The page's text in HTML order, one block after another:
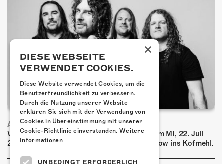
AIRBOURNE - SPECIAL SUMMER SHOW
Wow, das ist ein Ding! Airbourne kommen am MI, 22. Juli
2026 für eine exklusive Special Summer Show ins Kofmehl.
×
DIESE WEBSEITE
VERWENDET COOKIES.
Diese Website verwendet Cookies, um die
Benutzerfreundlichkeit zu verbessern.
Durch die Nutzung unserer Website
erklären Sie sich mit der Verwendung von
Cookies in Übereinstimmung mit unserer
Cookie-Richtlinie einverstanden. Weitere
Informationen
UNBEDINGT ERFORDERLICH